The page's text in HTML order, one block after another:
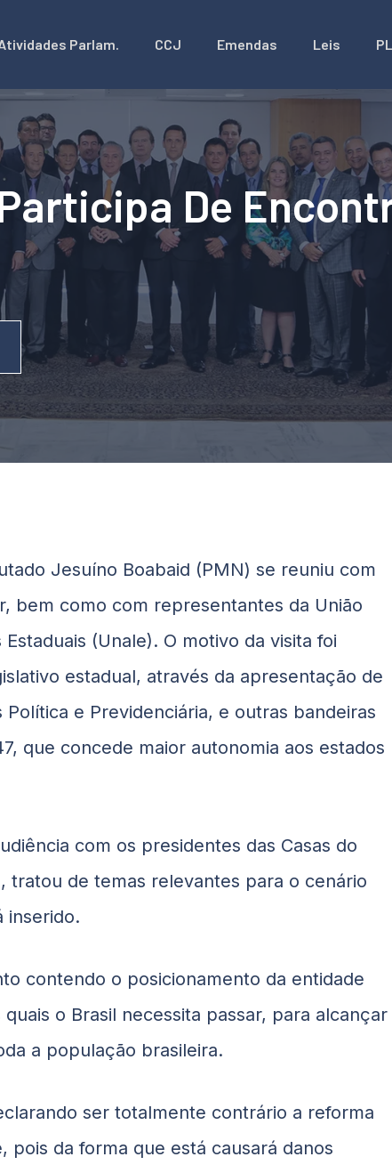
Parlam. CCJ Emendas Leis PL
De
Jesuíno Boabaid (PMN) se reuniu com
bem como com representantes da União
(Unale). O motivo da visita foi
estadual, através da apresentação de
e Previdenciária, e outras bandeiras
que concede maior autonomia aos estados
com os presidentes das Casas do
tratou de temas relevantes para o cenário
inserido.
contendo o posicionamento da entidade
o Brasil necessita passar, para alcançar
a população brasileira.
ser totalmente contrário a reforma
da forma que está causará danos